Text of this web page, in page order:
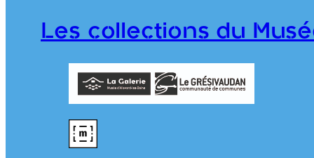
Les collections du